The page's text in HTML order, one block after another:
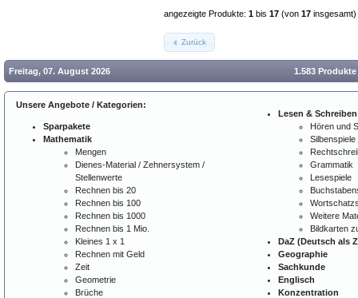
angezeigte Produkte: 1 bis 17 (von 17 insgesamt)
Zurück
Freitag, 07. August 2026 1.583
Unsere Angebote / Kategorien:
Sparpakete
Mathematik
Mengen
Dienes-Material / Zehnersystem /
Stellenwerte
Rechnen bis 20
Rechnen bis 100
Rechnen bis 1000
Rechnen bis 1 Mio.
Kleines 1 x 1
Rechnen mit Geld
Zeit
Geometrie
Brüche
Lesen & Schreiben
Hören und
Silbenspiele
Grammatik
Lesespiele
Weitere
Bildkarten
DaZ (Deutsch als
Geographie
Sachkunde
Englisch
Konzentration